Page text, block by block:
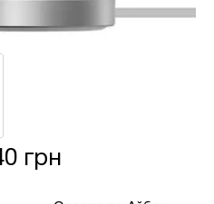
грн
товару, ви маєте
безпосередньо в